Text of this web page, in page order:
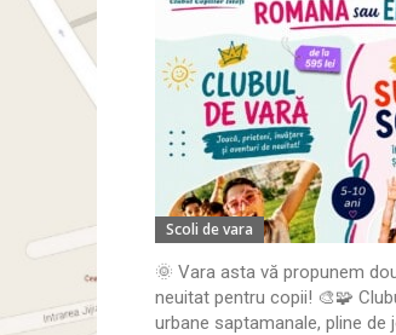
Scoli de vara
🌞 Vara asta vă propunem
neuitat pentru copii! 🎨🧩
urbane saptamanale, pline de